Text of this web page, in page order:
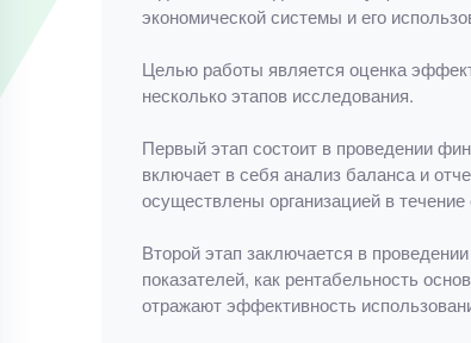
экономической системы и его
Целью работы является оценка
несколько этапов исследования.
Первый этап состоит в проведении
включает в себя анализ баланса и
осуществлены организацией в
Второй этап заключается в
показателей, как рентабельность
отражают эффективность